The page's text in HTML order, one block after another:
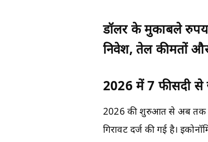
डॉलर के मुकाबले
निवेश, तेल कीमतों
2026 में 7 फीसदी से
2026 की शुरुआत से अब तक
गिरावट दर्ज की गई है।